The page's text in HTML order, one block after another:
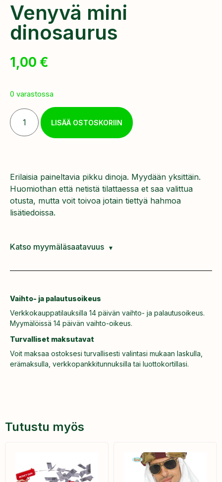
Venyvä mini
dinosaurus
1,00 €
0 varastossa
LISÄÄ OSTOSKORIIN
Erilaisia paineltavia pikku dinoja. Myydään yksittäin.
Huomiothan että netistä tilattaessa et saa valittua
otusta, mutta voit toivoa jotain tiettyä hahmoa
lisätiedoissa.
Katso myymäläsaatavuus
Vaihto- ja palautusoikeus
Verkkokauppatilauksilla 14 päivän vaihto- ja palautusoikeus.
Myymälöissä 14 päivän vaihto-oikeus.
Turvalliset maksutavat
Voit maksaa ostoksesi turvallisesti valintasi mukaan laskulla,
erämaksulla, verkkopankkitunnuksilla tai luottokortillasi.
Tutustu myös